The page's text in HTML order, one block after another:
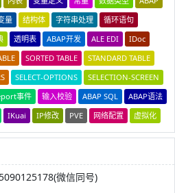
量 结构体 字符串处理
循环语句
透明表 ABAP开发 ALE EDI
IDoc
SORTED TABLE
STANDARD TABLE
SELECT-OPTIONS
SELECTION-SCREEN
事件 输入校验 ABAP SQL
ABAP语法
IKuai IP修改 PVE 网络配置 虚拟化
微信同号)